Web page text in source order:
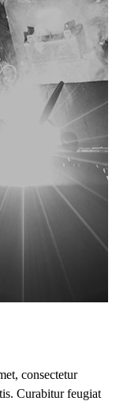
consectetur
Curabitur feugiat